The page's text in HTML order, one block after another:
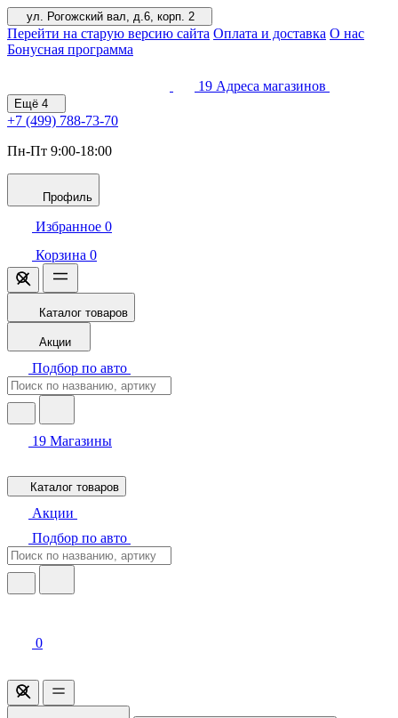
ул. Рогожский вал, д.6, корп. 2
Перейти на старую версию сайта Оплата и доставка О нас
Бонусная программа
19 Адреса магазинов
Ещё 4
+7 (499) 788-73-70
Пн-Пт 9:00-18:00
Профиль
Избранное 0
Корзина 0
Каталог товаров
Акции
Подбор по авто
19 Магазины
Каталог товаров
Акции
Подбор по авто
0